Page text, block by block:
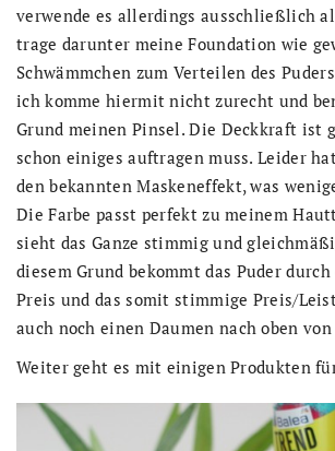
verwende es allerdings ausschließlich
trage darunter meine Foundation wie
Schwämmchen zum Verteilen des
ich komme hiermit nicht zurecht und
Grund meinen Pinsel. Die Deckkraft ist
schon einiges auftragen muss. Leider
den bekannten Maskeneffekt, was
Die Farbe passt perfekt zu meinem
sieht das Ganze stimmig und
diesem Grund bekommt das Puder
Preis und das somit stimmige Preis/
auch noch einen Daumen nach oben
Weiter geht es mit einigen Produkten